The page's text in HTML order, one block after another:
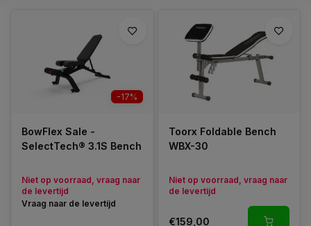
-17%
BowFlex Sale -
SelectTech® 3.1S Bench
Niet op voorraad, vraag naar
de levertijd
Vraag naar de levertijd
Toorx Foldable Bench
WBX-30
Niet op voorraad, vraag naar
de levertijd
€159,00